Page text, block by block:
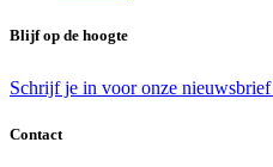
Blijf op de hoogte
Schrijf je in voor onze nieuwsbrief
Contact